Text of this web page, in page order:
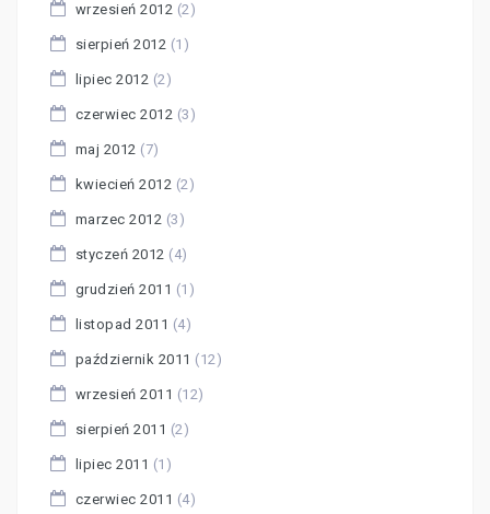
wrzesień 2012 (2)
sierpień 2012 (1)
lipiec 2012 (2)
czerwiec 2012 (3)
maj 2012 (7)
kwiecień 2012 (2)
marzec 2012 (3)
styczeń 2012 (4)
grudzień 2011 (1)
listopad 2011 (4)
październik 2011 (12)
wrzesień 2011 (12)
sierpień 2011 (2)
lipiec 2011 (1)
czerwiec 2011 (4)